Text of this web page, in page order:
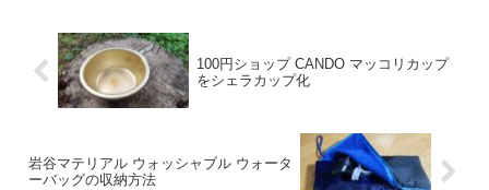
100円ショップ CANDO マッコリカップ
をシェラカップ化
岩谷マテリアル ウォッシャブル ウォータ
ーバッグの収納方法